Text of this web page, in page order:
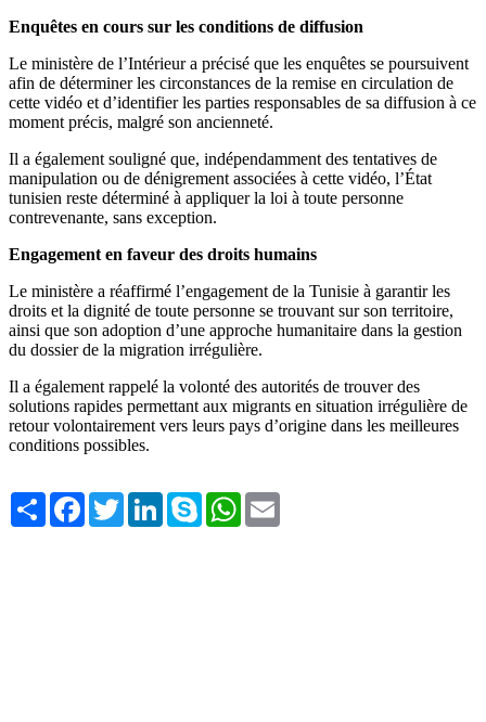
Enquêtes en cours sur les conditions de diffusion
Le ministère de l’Intérieur a précisé que les enquêtes se poursuivent
afin de déterminer les circonstances de la remise en circulation de
cette vidéo et d’identifier les parties responsables de sa diffusion à ce
moment précis, malgré son ancienneté.
Il a également souligné que, indépendamment des tentatives de
manipulation ou de dénigrement associées à cette vidéo, l’État
tunisien reste déterminé à appliquer la loi à toute personne
contrevenante, sans exception.
Engagement en faveur des droits humains
Le ministère a réaffirmé l’engagement de la Tunisie à garantir les
droits et la dignité de toute personne se trouvant sur son territoire,
ainsi que son adoption d’une approche humanitaire dans la gestion
du dossier de la migration irrégulière.
Il a également rappelé la volonté des autorités de trouver des
solutions rapides permettant aux migrants en situation irrégulière de
retour volontairement vers leurs pays d’origine dans les meilleures
conditions possibles.
Share FacebookTwitterLinkedInSkype WhatsApp